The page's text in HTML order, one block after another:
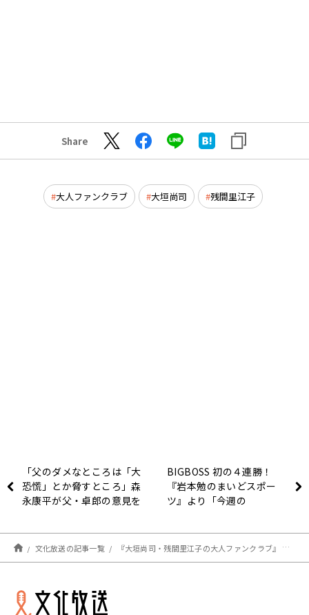
Share
大人ファンクラブ 大垣尚司 残間里江子
「父のダメなところは「大
恐慌」とか脅すところ」森
永康平が父・卓郎の意見を
BIGBOSS 初の４連勝！
『岩本勉のまいどスポー
ツ』より「今週の
文化放送の記事一覧 『大垣尚司・残間里江子の大人ファンクラブ』 憧れの地方移住。でも、育児や介護はどうなる？ 悩める30代からのメールをご紹介